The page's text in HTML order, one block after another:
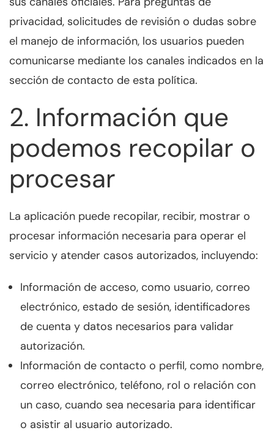
privacidad, solicitudes de revisión o dudas sobre
el manejo de información, los usuarios pueden
comunicarse mediante los canales indicados en la
sección de contacto de esta política.
2. Información que
podemos recopilar o
procesar
La aplicación puede recopilar, recibir, mostrar o
procesar información necesaria para operar el
servicio y atender casos autorizados, incluyendo:
Información de acceso, como usuario, correo
electrónico, estado de sesión, identificadores
de cuenta y datos necesarios para validar
autorización.
Información de contacto o perfil, como nombre,
correo electrónico, teléfono, rol o relación con
un caso, cuando sea necesaria para identificar
o asistir al usuario autorizado.